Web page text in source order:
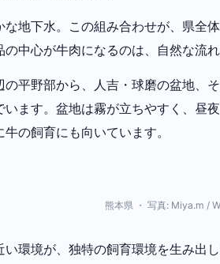
地下水。この組み合わせが、県全
中心が牛肉になるのは、自然な流れ
平野部から、人吉・球磨の盆地、
ます。盆地は霧が立ちやすく、昼
の飼育にも向いています。
熊本県 ・ 写真: Miya.m /
環境が、独特の飼育環境を生み出し